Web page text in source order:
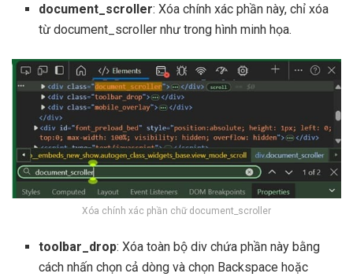
document_scroller: Xóa chính xác phần này, chỉ xóa
từ document_scroller như trong hình minh họa.
Xóa chính xác phần chữ document_scroller
toolbar_drop: Xóa toàn bộ div chứa phần này bằng
cách nhấn chọn cả dòng và chọn Backspace hoặc